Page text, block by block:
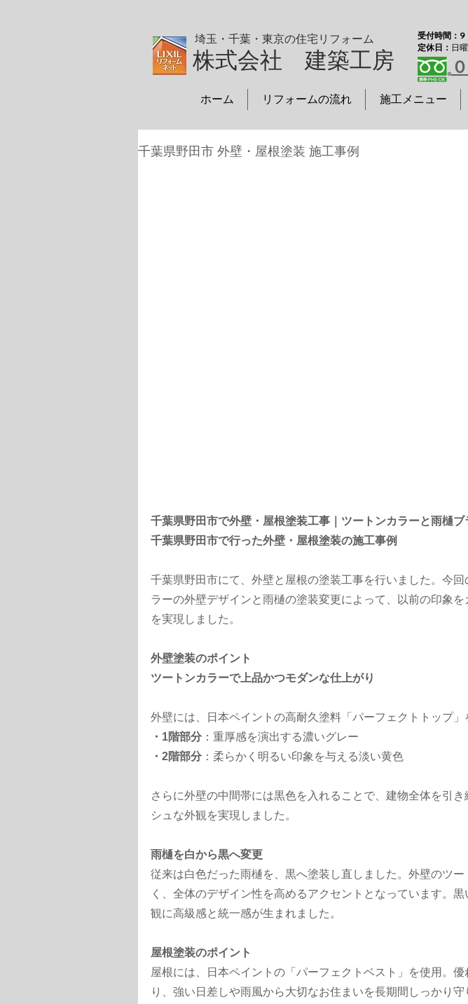
埼玉・千葉・東京の住宅リフォーム
株式会社 建築工房
受付時間：
定休日： 日
ホーム リフォームの流れ 施工メニュー
千葉県野田市 外壁・屋根塗装 施工事例
千葉県野田市で外壁・屋根塗装工事｜ツートンカラーと雨樋
千葉県野田市で行った外壁・屋根塗装の施工事例
千葉県野田市にて、外壁と屋根の塗装工事を行いました。今
ラーの外壁デザインと雨樋の塗装変更によって、以前の印象
を実現しました。
外壁塗装のポイント
ツートンカラーで上品かつモダンな仕上がり
外壁には、日本ペイントの高耐久塗料「パーフェクトトップ」
・1階部分 ：重厚感を演出する濃いグレー
・2階部分 ：柔らかく明るい印象を与える淡い黄色
さらに外壁の中間帯には黒色を入れることで、建物全体を引
シュな外観を実現しました。
雨樋を白から黒へ変更
従来は白色だった雨樋を、黒へ塗装し直しました。外壁のツー
く、全体のデザイン性を高めるアクセントとなっています。
観に高級感と統一感が生まれました。
屋根塗装のポイント
屋根には、日本ペイントの「パーフェクトベスト」を使用。
り、強い日差しや雨風から大切なお住まいを長期間しっかり